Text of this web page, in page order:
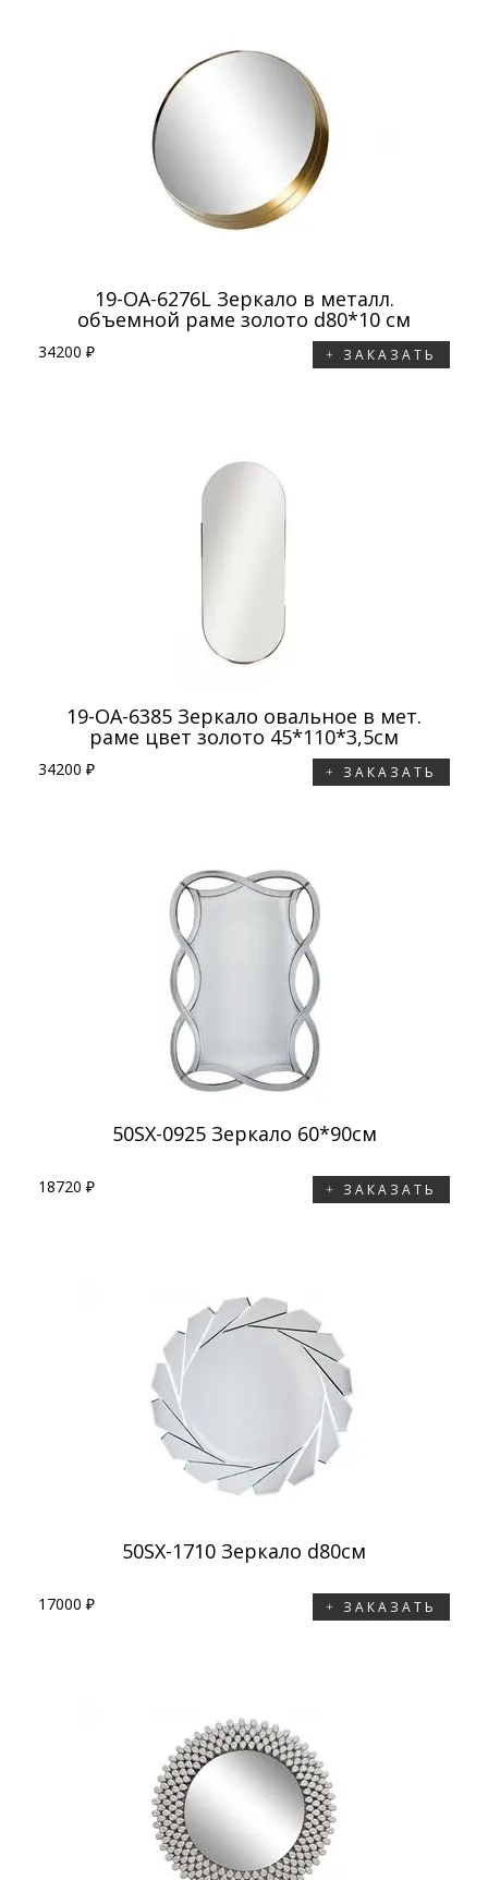
19-OA-6276L Зеркало в металл.
объемной раме золото d80*10 см
34200 ₽ ЗАКАЗАТЬ
19-OA-6385 Зеркало овальное в мет.
раме цвет золото 45*110*3,5см
34200 ₽ ЗАКАЗАТЬ
50SX-0925 Зеркало 60*90см
18720 ₽ ЗАКАЗАТЬ
50SX-1710 Зеркало d80см
17000 ₽ ЗАКАЗАТЬ